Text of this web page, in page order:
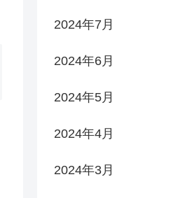
2024年7月
2024年6月
2024年5月
2024年4月
2024年3月